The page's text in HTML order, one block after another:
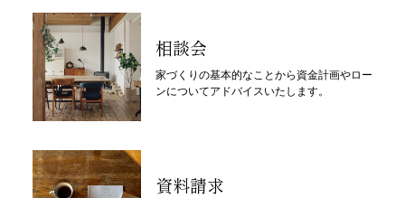
相談会
家づくりの基本的なことから資金計画やロー
ンについてアドバイスいたします。
資料請求